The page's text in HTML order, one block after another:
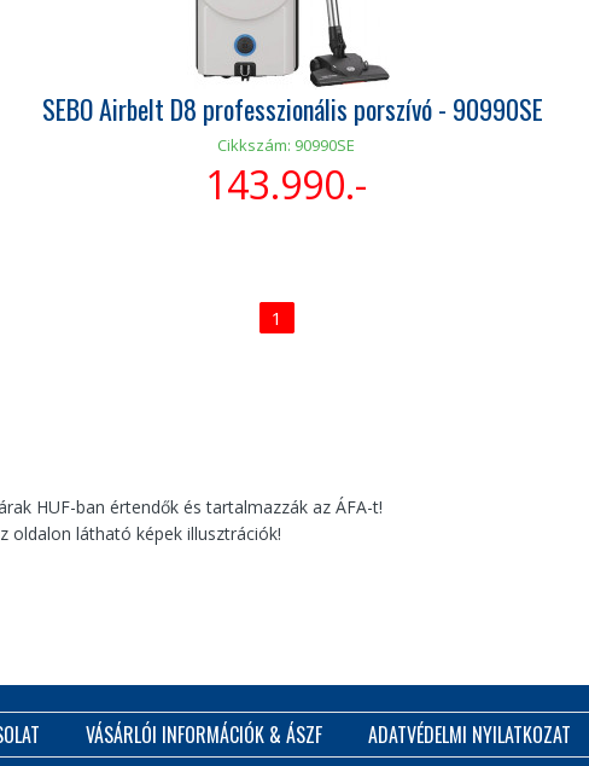
SEBO Airbelt D8 professzionális porszívó - 90990SE
Cikkszám: 90990SE
143.990.-
1
HUF-ban értendők és tartalmazzák az ÁFA-t!
oldalon látható képek illusztrációk!
VÁSÁRLÓI INFORMÁCIÓK & ÁSZF ADATVÉDELMI NYILATKOZAT